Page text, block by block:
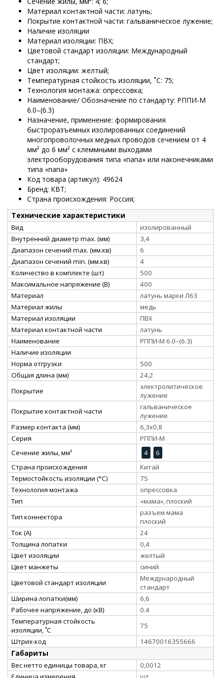
Материал контактной части: латунь;
Покрытие контактной части: гальваническое лужение;
Наличие изоляции
Материал изоляции: ПВХ;
Цветовой стандарт изоляции: Международный
стандарт;
Цвет изоляции: желтый;
Температурная стойкость изоляции, ˚С: 75;
Технология монтажа: опрессовка;
Наименование/ Обозначение по стандарту: РППИ-М
6.0–(6.3)
Назначение, применение: формирования
быстроразъемных изолированных соединений
многопроволочных медных проводов сечением от 4
мм² до 6 мм² с клеммными выходами
электрооборудования типа «папа» или наконечниками
типа «папа»
Код товара (артикул): 49624
Бренд: КВТ;
Страна происхождения: Россия;
Технические характеристики
Вид
изолированный
Внутренний диаметр max. (мм)
3,4
Диапазон сечений max. (мм.кв)
6
Диапазон сечений min. (мм.кв)
4
Количество в комплекте (шт)
500
Максимальное напряжение (В)
400
Материал
латунь марки Л63
Материал жилы
медь
Материал изоляции
ПВХ
Материал контактной части
латунь
Наименование
РППИ-М 6.0–(6.3)
Наличие изоляции
Норма отгрузки
500
Общая длина (мм)
24,2
Покрытие
электролитическое
лужение
Покрытие контактной части
гальваническое
лужение
Размер контакта (мм)
6,3x0,8
Серия
РППИ-М
Сечение жилы, мм²
4
6
Страна происхождения
Китай
Термостойкость изоляции (°C)
75
Технология монтажа
опрессовка
Тип
«мама», плоский
Тип коннектора
разъем мама
плоский
Ток (А)
24
Толщина лопатки
0,4
Цвет изоляции
желтый
Цвет манжеты
синий
Цветовой стандарт изоляции
Международный
стандарт
Ширина лопатки(мм)
6,6
Рабочее напряжение, до (кВ)
0.4
Температурная стойкость
изоляции, ˚С
75
Штрих-код
14670016355666
Габариты
Вес нетто единицы товара, кг
0,0012